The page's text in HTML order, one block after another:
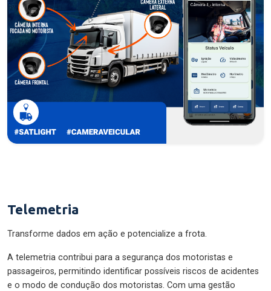
Telemetria
Transforme dados em ação e potencialize a frota.
A telemetria contribui para a segurança dos motoristas e
passageiros, permitindo identificar possíveis riscos de acidentes
e o modo de condução dos motoristas. Com uma gestão